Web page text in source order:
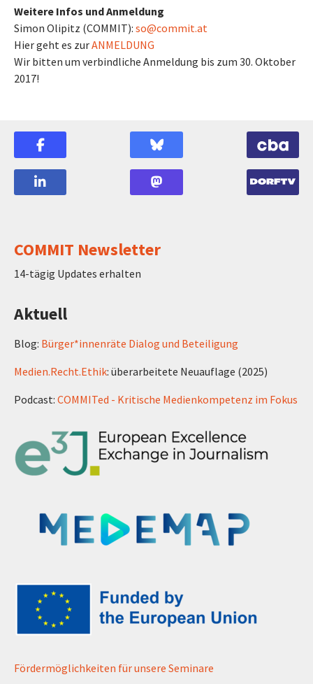
Weitere Infos und Anmeldung
Simon Olipitz (COMMIT): so@commit.at
Hier geht es zurANMELDUNG
Wir bitten um verbindliche Anmeldung bis zum 30. Oktober
2017!
COMMIT Newsletter
14-tägig Updates erhalten
Aktuell
Blog: Bürger*innenräte Dialog und Beteiligung
Medien.Recht.Ethik: überarbeitete Neuauflage (2025)
Podcast: COMMITed - Kritische Medienkompetenz im Fokus
Fördermöglichkeiten für unsere Seminare